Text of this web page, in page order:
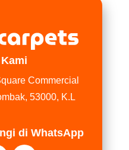
Commercial
53000, K.L
di WhatsApp